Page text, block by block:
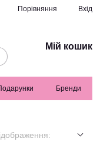
Порівняння Вхід
Мій кошик
Бренди